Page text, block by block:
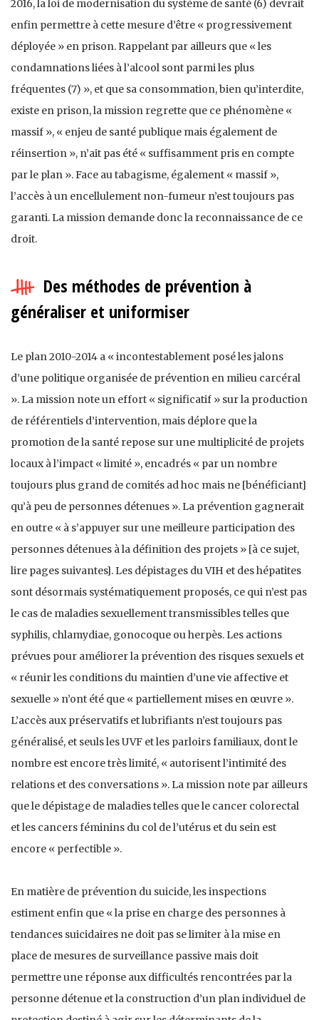
2016, la loi de modernisation du système de santé (6) devrait
enfin permettre à cette mesure d’être « progressivement
déployée » en prison. Rappelant par ailleurs que « les
condamnations liées à l’alcool sont parmi les plus
fréquentes (7) », et que sa consommation, bien qu’interdite,
existe en prison, la mission regrette que ce phénomène «
massif », « enjeu de santé publique mais également de
réinsertion », n’ait pas été « suffisamment pris en compte
par le plan ». Face au tabagisme, également « massif »,
l’accès à un encellulement non-fumeur n’est toujours pas
garanti. La mission demande donc la reconnaissance de ce
droit.
Des méthodes de prévention à
généraliser et uniformiser
Le plan 2010-2014 a « incontestablement posé les jalons
d’une politique organisée de prévention en milieu carcéral
». La mission note un effort « significatif » sur la production
de référentiels d’intervention, mais déplore que la
promotion de la santé repose sur une multiplicité de projets
locaux à l’impact « limité », encadrés « par un nombre
toujours plus grand de comités ad hoc mais ne [bénéficiant]
qu’à peu de personnes détenues ». La prévention gagnerait
en outre « à s’appuyer sur une meilleure participation des
personnes détenues à la définition des projets » [à ce sujet,
lire pages suivantes]. Les dépistages du VIH et des hépatites
sont désormais systématiquement proposés, ce qui n’est pas
le cas de maladies sexuellement transmissibles telles que
syphilis, chlamydiae, gonocoque ou herpès. Les actions
prévues pour améliorer la prévention des risques sexuels et
« réunir les conditions du maintien d’une vie affective et
sexuelle » n’ont été que « partiellement mises en œuvre ».
L’accès aux préservatifs et lubrifiants n’est toujours pas
généralisé, et seuls les UVF et les parloirs familiaux, dont le
nombre est encore très limité, « autorisent l’intimité des
relations et des conversations ». La mission note par ailleurs
que le dépistage de maladies telles que le cancer colorectal
et les cancers féminins du col de l’utérus et du sein est
encore « perfectible ».
En matière de prévention du suicide, les inspections
estiment enfin que « la prise en charge des personnes à
tendances suicidaires ne doit pas se limiter à la mise en
place de mesures de surveillance passive mais doit
permettre une réponse aux difficultés rencontrées par la
personne détenue et la construction d’un plan individuel de